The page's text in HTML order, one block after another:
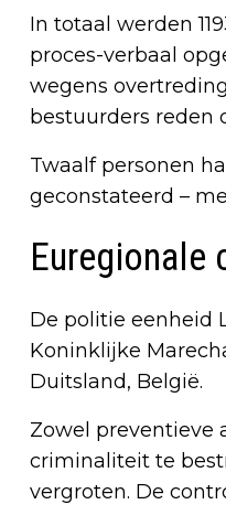
In totaal werden
proces-verbaal
wegens
bestuurders reden
Twaalf personen
geconstateerd –
Euregionale
De politie eenheid
Koninklijke
Duitsland, België.
Zowel preventieve
criminaliteit te
vergroten. De